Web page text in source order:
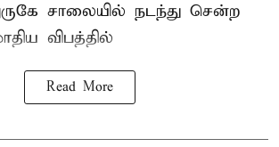
சாலையில் நடந்து சென்ற
விபத்தில்
Read More